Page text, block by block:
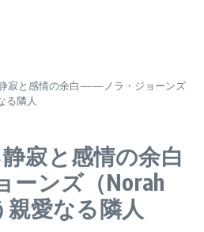
寂と感情の余白——ノラ・ジョーンズ
る隣人
寂と感情の余白
ンズ（Norah
親愛なる隣人